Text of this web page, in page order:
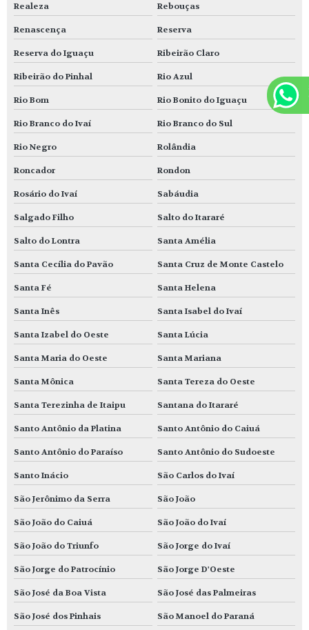
Realeza Rebouças
Renascença Reserva
Reserva do Iguaçu Ribeirão Claro
Ribeirão do Pinhal Rio Azul
Rio Bom Rio Bonito do Iguaçu
Rio Branco do Ivaí Rio Branco do Sul
Rio Negro Rolândia
Roncador Rondon
Rosário do Ivaí Sabáudia
Salgado Filho Salto do Itararé
Salto do Lontra Santa Amélia
Santa Cecília do Pavão Santa Cruz de Monte Castelo
Santa Fé Santa Helena
Santa Inês Santa Isabel do Ivaí
Santa Izabel do Oeste Santa Lúcia
Santa Maria do Oeste Santa Mariana
Santa Mônica Santa Tereza do Oeste
Santa Terezinha de Itaipu Santana do Itararé
Santo Antônio da Platina Santo Antônio do Caiuá
Santo Antônio do Paraíso Santo Antônio do Sudoeste
Santo Inácio São Carlos do Ivaí
São Jerônimo da Serra São João
São João do Caiuá São João do Ivaí
São João do Triunfo São Jorge do Ivaí
São Jorge do Patrocínio São Jorge D'Oeste
São José da Boa Vista São José das Palmeiras
São José dos Pinhais São Manoel do Paraná